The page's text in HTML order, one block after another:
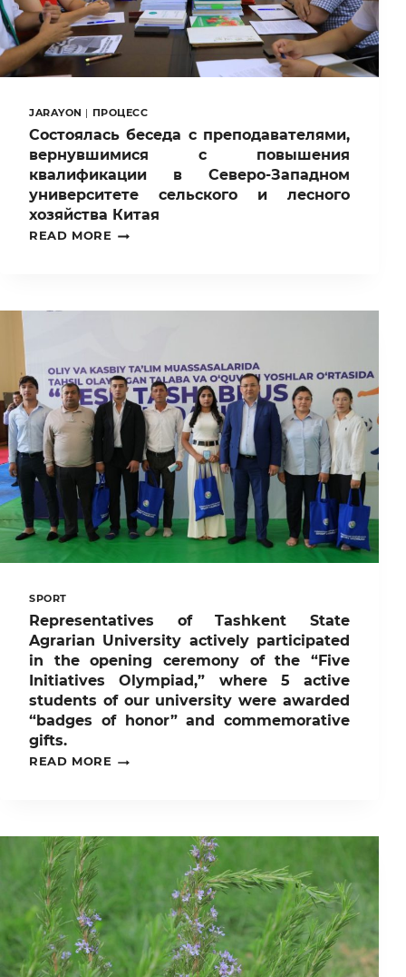
JARAYON | ПРОЦЕСС
Состоялась беседа с преподавателями,
вернувшимися с повышения
квалификации в Северо-Западном
университете сельского и лесного
хозяйства Китая
READ MORE
СОСТОЯЛАСЬ
С
СЕВЕРО-
ЗАПАДНОМ
УНИВЕРСИТЕТЕ
СЕЛЬСКОГО
ЛЕСНОГО
ХОЗЯЙСТВА
КИТАЯ
SPORT
Representatives of Tashkent State
Agrarian University actively participated
in the opening ceremony of the “Five
Initiatives Olympiad,” where 5 active
students of our university were awarded
“badges of honor” and commemorative
gifts.
READ MORE
REPRESENTATIVES
UNIVERSITY
ACTIVELY
PARTICIPATED
THE
OPENING
CEREMONY
OF
THE